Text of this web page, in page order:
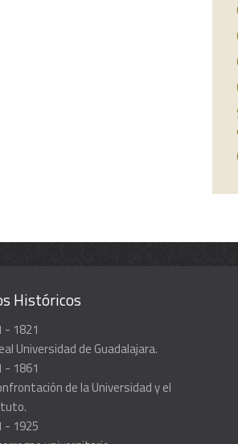
y biográfica de la Universidad de Guadalajara
Históricos
- 1821
Universidad de Guadalajara.
- 1861
de la Universidad y el
- 1925